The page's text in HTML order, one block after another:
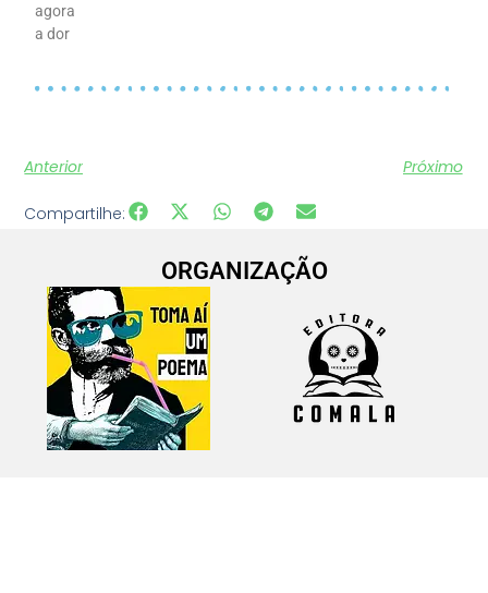
agora
a dor
Anterior Próximo
Compartilhe:
ORGANIZAÇÃO